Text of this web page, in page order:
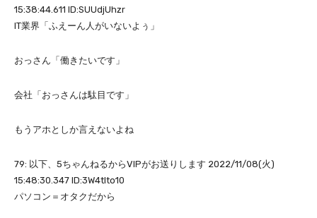
15:38:44.611 ID:SUUdjUhzr
IT業界「ふえーん人がいないよぅ」
おっさん「働きたいです」
会社「おっさんは駄目です」
もうアホとしか言えないよね
79: 以下、5ちゃんねるからVIPがお送りします 2022/11/08(火)
15:48:30.347 ID:3W4tlto10
パソコン＝オタクだから